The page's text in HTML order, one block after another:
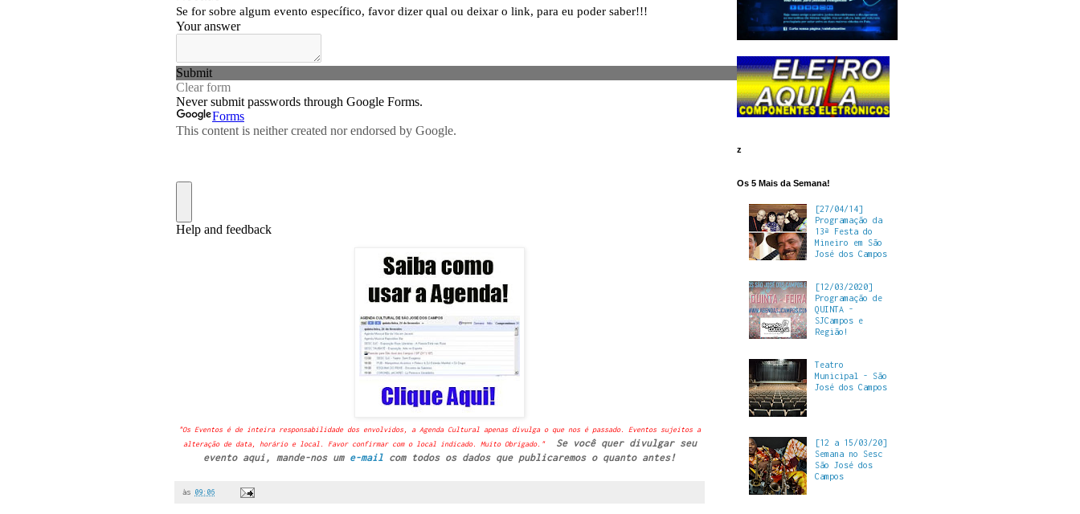
"Os Eventos é de inteira responsabilidade dos envolvidos, a Agenda Cultural apenas divulga o que nos é passado. Eventos sujeitos a
alteração de data, horário e local. Favor confirmar com o local indicado. Muito Obrigado."
Se você quer divulgar seu
evento aqui, mande-nos um e-mail com todos os dados que publicaremos o quanto antes!
às 09:06
z
Os 5 Mais da Semana!
[27/04/14]
Programação da
13ª Festa do
Mineiro em São
José dos Campos
[12/03/2020]
Programação de
QUINTA -
SJCampos e
Região!
Teatro
Municipal - São
José dos Campos
[12 a 15/03/20]
Semana no Sesc
São José dos
Campos